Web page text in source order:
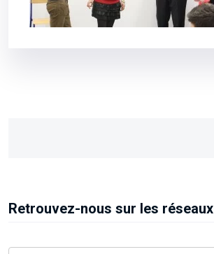
Retrouvez-nous sur les réseaux